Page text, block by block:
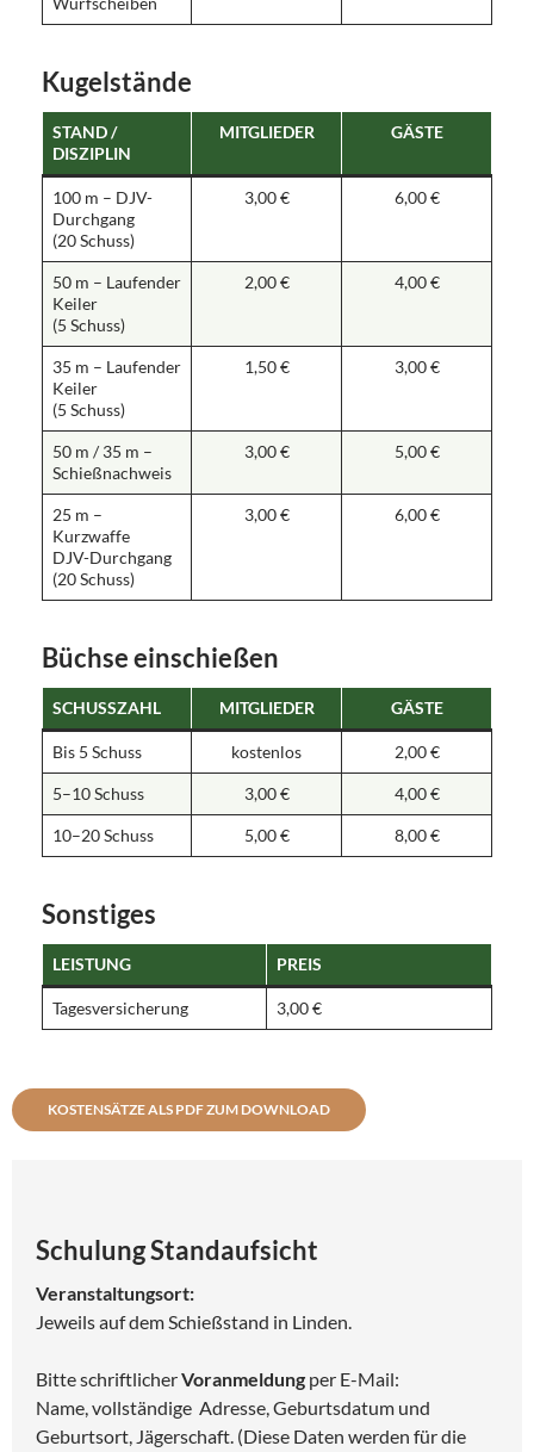
Kugelstände
STAND /
DISZIPLIN
MITGLIEDER GÄSTE
100 m – DJV-
Durchgang
(20 Schuss)
3,00 € 6,00 €
50 m – Laufender
Keiler
(5 Schuss)
2,00 € 4,00 €
35 m – Laufender
Keiler
(5 Schuss)
1,50 € 3,00 €
50 m / 35 m –
Schießnachweis
3,00 € 5,00 €
25 m –
Kurzwaffe
DJV-Durchgang
(20 Schuss)
3,00 € 6,00 €
Büchse einschießen
SCHUSSZAHL MITGLIEDER GÄSTE
Bis 5 Schuss kostenlos 2,00 €
5–10 Schuss 3,00 € 4,00 €
10–20 Schuss 5,00 € 8,00 €
Sonstiges
LEISTUNG PREIS
Tagesversicherung 3,00 €
KOSTENSÄTZE ALS PDF ZUM DOWNLOAD
Schulung Standaufsicht
Veranstaltungsort:
Jeweils auf dem Schießstand in Linden.
Bitte schriftlicherVoranmeldung per E-Mail:
Name, vollständige Adresse, Geburtsdatum und
Geburtsort, Jägerschaft. (Diese Daten werden für die